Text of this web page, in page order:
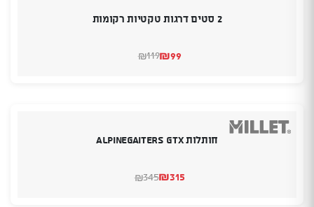
2 סטים דרגות טקטיות רקומות
₪119
המחיר₪99
המחיר
חותלות Alpinegaiters Gtx
₪345
המחיר₪315
המחיר